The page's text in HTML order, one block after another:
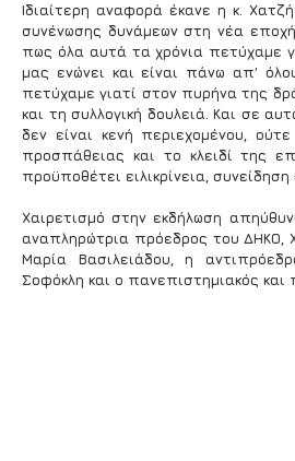
Ιδιαίτερη αναφορά έκανε η κ.
συνένωσης δυνάμεων στη νέα
πως όλα αυτά τα χρόνια πετύχαμε
μας ενώνει και είναι πάνω απ’
πετύχαμε γιατί στον πυρήνα της
και τη συλλογική δουλειά. Και σε
δεν είναι κενή περιεχομένου,
προσπάθειας και το κλειδί της
προϋποθέτει ειλικρίνεια,
Χαιρετισμό στην εκδήλωση
αναπληρώτρια πρόεδρος του ΔΗΚΟ,
Μαρία Βασιλειάδου, η
Σοφόκλη και ο πανεπιστημιακός